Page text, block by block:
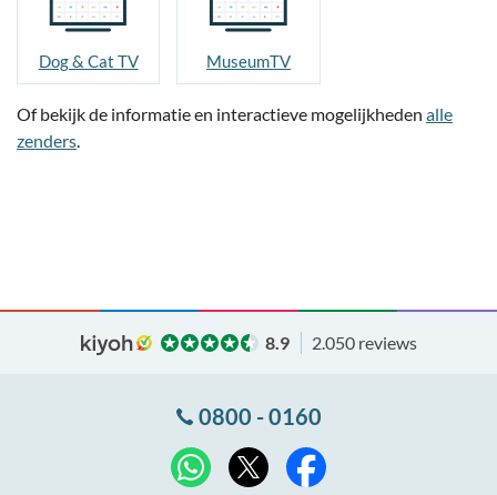
Dog & Cat TV MuseumTV
Of bekijk de informatie en interactieve mogelijkheden alle
zenders.
8.9 2.050 reviews
0800 - 0160